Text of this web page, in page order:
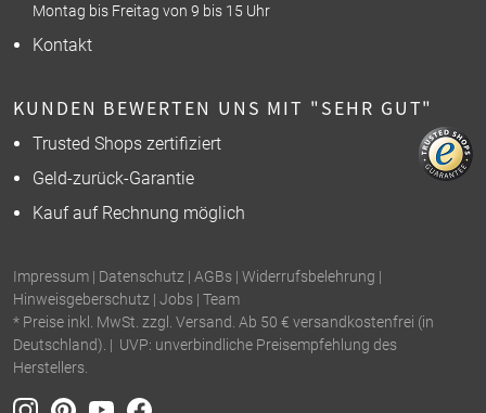
Montag bis Freitag von 9 bis 15 Uhr
Kontakt
KUNDEN BEWERTEN UNS MIT "SEHR GUT"
Trusted Shops zertifiziert
Geld-zurück-Garantie
Kauf auf Rechnung möglich
Impressum | Datenschutz | AGBs | Widerrufsbelehrung |
Hinweisgeberschutz | Jobs | Team
* Preise inkl. MwSt. zzgl. Versand. Ab 50 € versandkostenfrei (in
Deutschland). | UVP: unverbindliche Preisempfehlung des
Herstellers.